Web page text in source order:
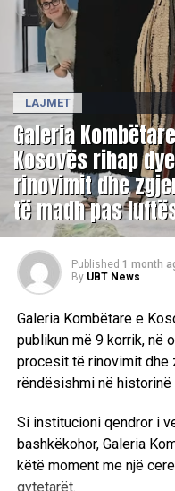
LAJMET
Galeria
Kosovës rihap
rinovimit dhe
të madh pas
Published 1 month
By UBT News
Galeria Kombëtare e
publikun më 9 korrik, në
procesit të rinovimit dhe
rëndësishmi në
Si institucioni qendror i
bashkëkohor, Galeria
këtë moment me një
qytetarët.